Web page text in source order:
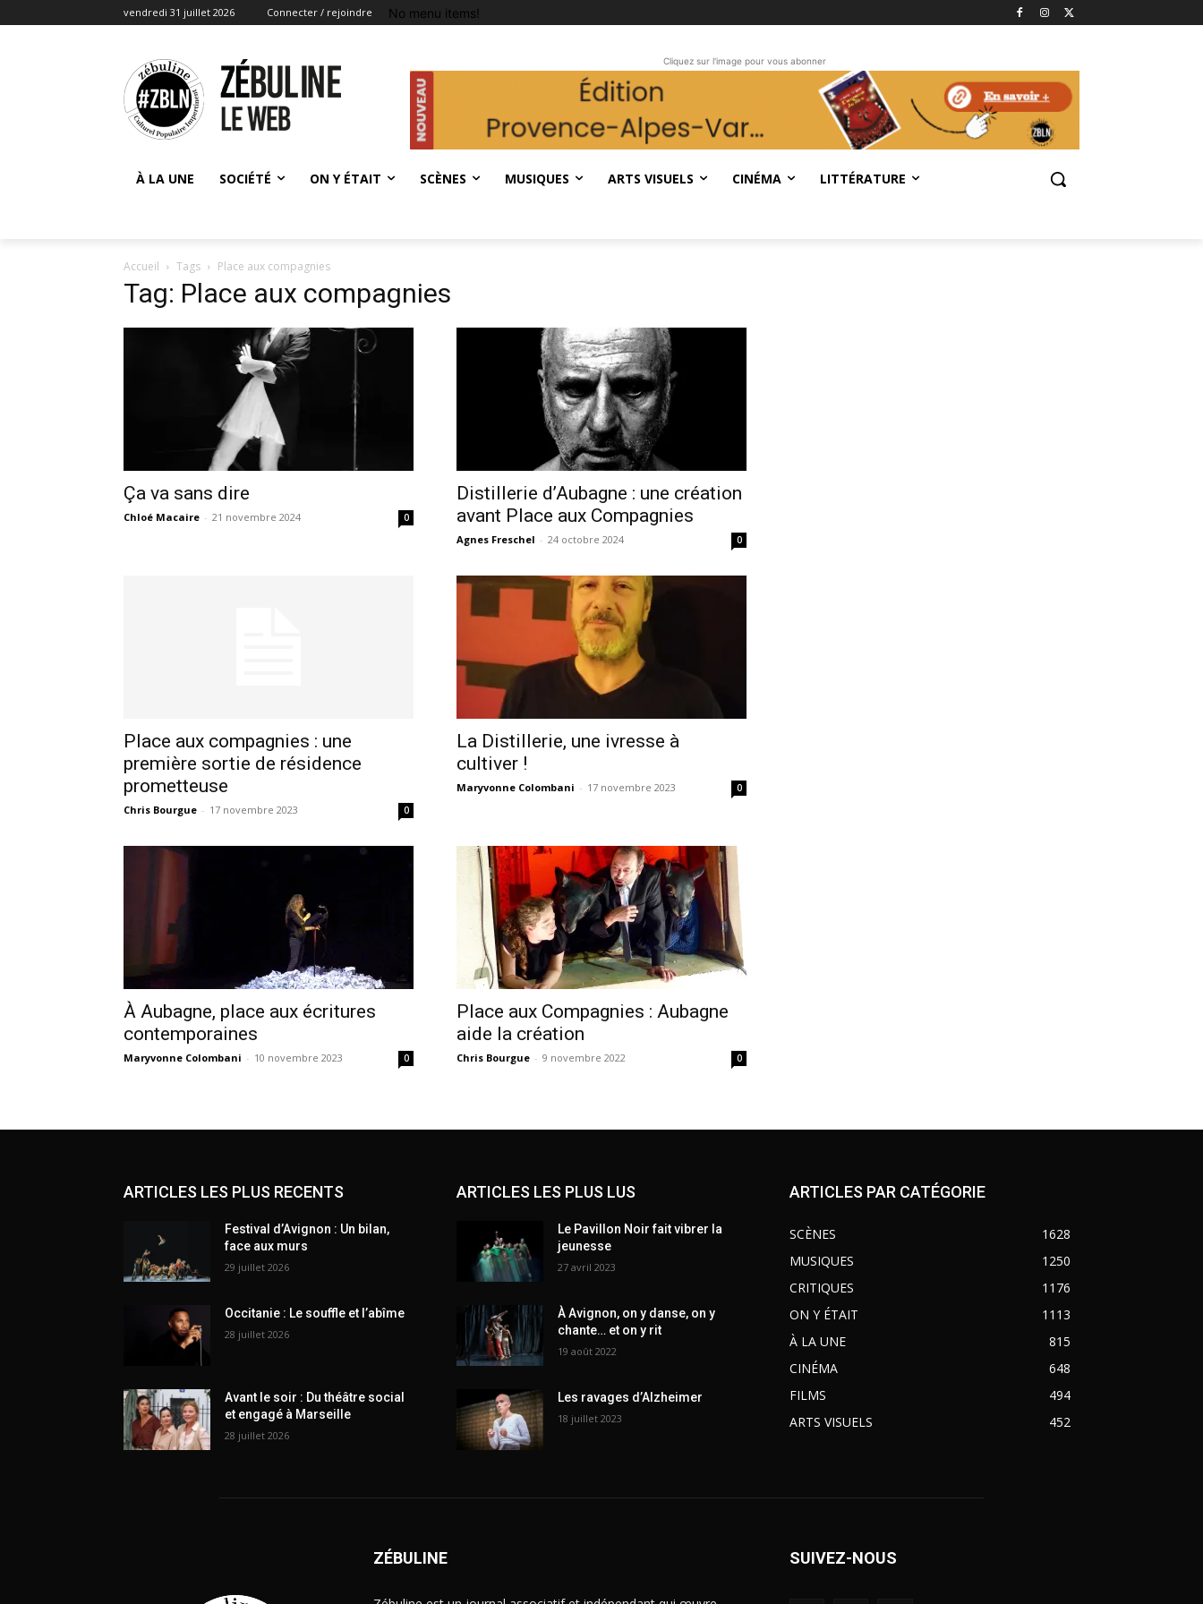
vendredi 31 juillet 2026 Connecter / rejoindre No menu items!
Cliquez sur l'image pour vous abonner
À LA UNE SOCIÉTÉ ON Y ÉTAIT SCÈNES MUSIQUES ARTS VISUELS CINÉMA LITTÉRATURE
Accueil Tags Place aux compagnies
Tag: Place aux compagnies
Ça va sans dire
Chloé Macaire - 21 novembre 2024 0
Distillerie d’Aubagne : une création
avant Place aux Compagnies
Agnes Freschel - 24 octobre 2024 0
Place aux compagnies : une
première sortie de résidence
prometteuse
Chris Bourgue - 17 novembre 2023 0
La Distillerie, une ivresse à
cultiver !
Maryvonne Colombani - 17 novembre 2023 0
À Aubagne, place aux écritures
contemporaines
Maryvonne Colombani - 10 novembre 2023 0
Place aux Compagnies : Aubagne
aide la création
Chris Bourgue - 9 novembre 2022 0
ARTICLES LES PLUS RECENTS
Festival d’Avignon : Un bilan,
face aux murs
29 juillet 2026
Occitanie : Le souffle et l’abîme
28 juillet 2026
Avant le soir : Du théâtre social
et engagé à Marseille
28 juillet 2026
ARTICLES LES PLUS LUS
Le Pavillon Noir fait vibrer la
jeunesse
27 avril 2023
À Avignon, on y danse, on y
chante… et on y rit
19 août 2022
Les ravages d’Alzheimer
18 juillet 2023
ARTICLES PAR CATÉGORIE
SCÈNES
1628
MUSIQUES
1250
CRITIQUES
1176
ON Y ÉTAIT
1113
À LA UNE
815
CINÉMA
648
FILMS
494
ARTS VISUELS
452
ZÉBULINE SUIVEZ-NOUS